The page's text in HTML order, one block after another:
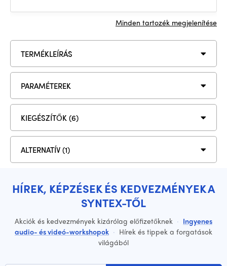
Minden tartozék megjelenítése
TERMÉKLEÍRÁS
PARAMÉTEREK
KIEGÉSZÍTŐK (6)
ALTERNATÍV (1)
HÍREK, KÉPZÉSEK ÉS KEDVEZMÉNYEK A
SYNTEX-TŐL
Akciók és kedvezmények kizárólag előfizetőknek · Ingyenes
audio- és videó-workshopok · Hírek és tippek a forgatások
világából